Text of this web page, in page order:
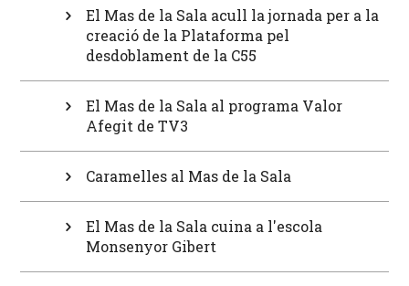
El Mas de la Sala acull la jornada per a la
creació de la Plataforma pel
desdoblament de la C55
El Mas de la Sala al programa Valor
Afegit de TV3
Caramelles al Mas de la Sala
El Mas de la Sala cuina a l'escola
Monsenyor Gibert